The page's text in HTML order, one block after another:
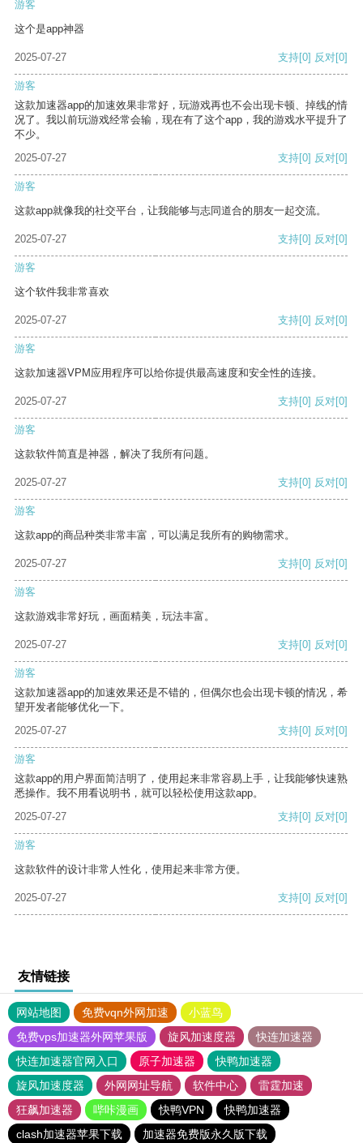
游客
这个是app神器
2025-07-27 支持[0] 反对[0]
游客
这款加速器app的加速效果非常好，玩游戏再也不会出现卡顿、掉线的情
况了。我以前玩游戏经常会输，现在有了这个app，我的游戏水平提升了
不少。
2025-07-27
支持[0] 反对[0]
游客
这款app就像我的社交平台，让我能够与志同道合的朋友一起交流。
2025-07-27 支持[0] 反对[0]
游客
这个软件我非常喜欢
2025-07-27 支持[0] 反对[0]
游客
这款加速器VPM应用程序可以给你提供最高速度和安全性的连接。
2025-07-27 支持[0] 反对[0]
游客
这款软件简直是神器，解决了我所有问题。
2025-07-27 支持[0] 反对[0]
游客
这款app的商品种类非常丰富，可以满足我所有的购物需求。
2025-07-27 支持[0] 反对[0]
游客
这款游戏非常好玩，画面精美，玩法丰富。
2025-07-27 支持[0] 反对[0]
游客
这款加速器app的加速效果还是不错的，但偶尔也会出现卡顿的情况，希
望开发者能够优化一下。
2025-07-27
支持[0] 反对[0]
游客
这款app的用户界面简洁明了，使用起来非常容易上手，让我能够快速熟
悉操作。我不用看说明书，就可以轻松使用这款app。
2025-07-27
支持[0] 反对[0]
游客
这款软件的设计非常人性化，使用起来非常方便。
2025-07-27 支持[0] 反对[0]
友情链接
网站地图 免费vqn外网加速
小蓝鸟
免费vps加速器外网苹果版
旋风加速度器
快连加速器
快连加速器官网入口
原子加速器
快鸭加速器
旋风加速度器
外网网址导航 软件中心
雷霆加速
狂飙加速器
哔咔漫画 快鸭VPN
快鸭加速器
clash加速器苹果下载
加速器免费版永久版下载